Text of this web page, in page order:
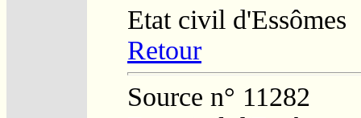
Etat civil d'Essômes
Retour
Source n° 11282